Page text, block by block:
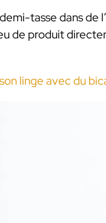
tasse dans de
de produit
linge avec du